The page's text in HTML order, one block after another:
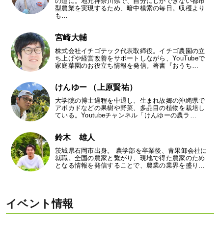
型農業を実現するため、暗中模索の毎日。収穫より
も…
宮崎大輔
株式会社イチゴテック代表取締役。イチゴ農園の立
ち上げや経営改善をサポートしながら、YouTubeで
家庭菜園のお役立ち情報を発信。著書『おうち…
けんゆー （上原賢祐）
大学院の博士過程を中退し、生まれ故郷の沖縄県で
アボカドなどの果樹や野菜、多品目の植物を栽培し
ている。Youtubeチャンネル「けんゆーの農ラ…
鈴木 雄人
茨城県石岡市出身。 農学部を卒業後、青果卸会社に
就職。全国の農家と繋がり、現地で得た農家のため
となる情報を発信することで、農業の業界を盛り…
イベント情報